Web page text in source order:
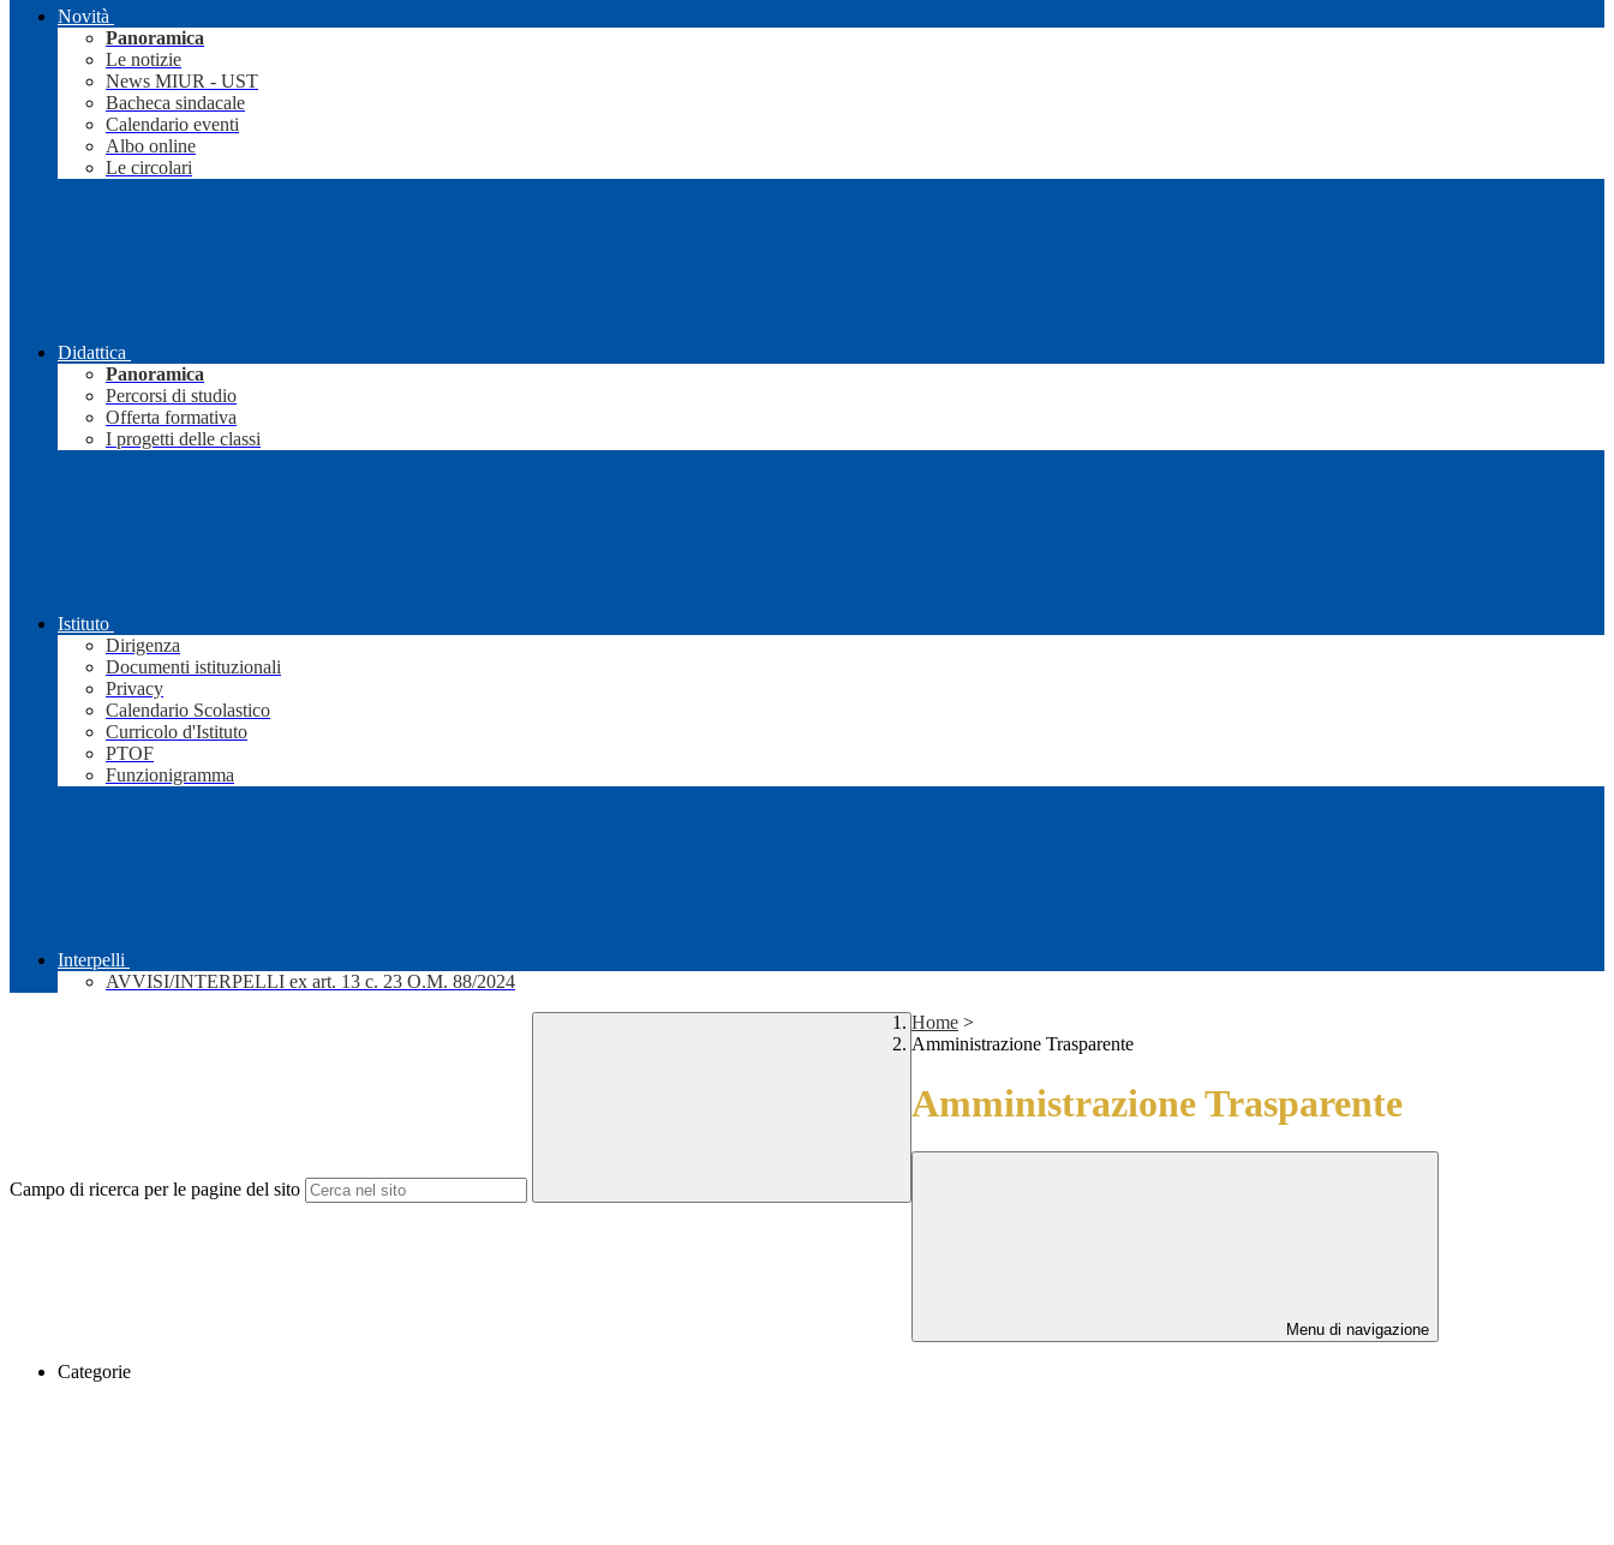
Novità
Panoramica
Le notizie
News MIUR - UST
Bacheca sindacale
Calendario eventi
Albo online
Le circolari
Didattica
Panoramica
Percorsi di studio
Offerta formativa
I progetti delle classi
Istituto
Dirigenza
Documenti istituzionali
Privacy
Calendario Scolastico
Curricolo d'Istituto
PTOF
Funzionigramma
Interpelli
AVVISI/INTERPELLI ex art. 13 c. 23 O.M. 88/2024
Campo di ricerca per le pagine del sito
Home >
Amministrazione Trasparente
Amministrazione Trasparente
Menu di navigazione
Categorie